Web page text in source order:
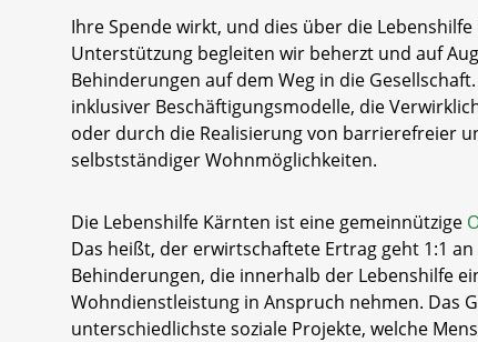
Ihre Spende wirkt, und dies über die
Unterstützung begleiten wir beherzt und auf
Behinderungen auf dem Weg in die
inklusiver Beschäftigungsmodelle, die
oder durch die Realisierung von barrierefreier
selbstständiger Wohnmöglichkeiten.
Die Lebenshilfe Kärnten ist eine gemeinnützige
Das heißt, der erwirtschaftete Ertrag geht 1:1
Behinderungen, die innerhalb der Lebenshilfe
Wohndienstleistung in Anspruch nehmen. Das
unterschiedlichste soziale Projekte, welche